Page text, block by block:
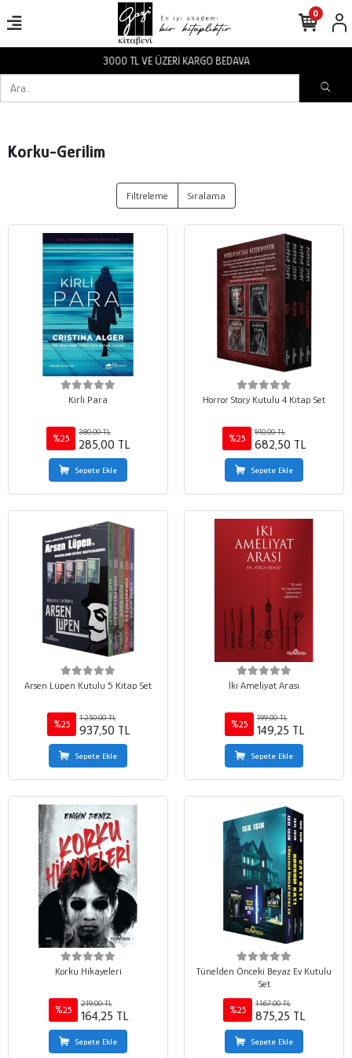
3000 TL VE ÜZERİ KARGO BEDAVA
0
Korku-Gerilim
Filtreleme Sıralama
Kirli Para
%25
380,00 TL
285,00 TL
Sepete Ekle
Horror Story Kutulu 4 Kitap Set
%25
910,00 TL
682,50 TL
Sepete Ekle
Arsen Lüpen Kutulu 5 Kitap Set
%25
1.250,00 TL
937,50 TL
Sepete Ekle
İki Ameliyat Arası
%25
199,00 TL
149,25 TL
Sepete Ekle
Korku Hikayeleri
%25
219,00 TL
164,25 TL
Sepete Ekle
Tünelden Önceki Beyaz Ev Kutulu
Set
%25
1.167,00 TL
875,25 TL
Sepete Ekle